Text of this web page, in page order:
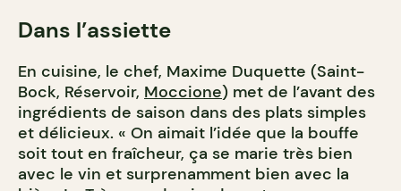
Dans l’assiette
En cuisine, le chef, Maxime Duquette (Saint-
Bock, Réservoir, Moccione) met de l’avant des
ingrédients de saison dans des plats simples
et délicieux. « On aimait l’idée que la bouffe
soit tout en fraîcheur, ça se marie très bien
avec le vin et surprenamment bien avec la